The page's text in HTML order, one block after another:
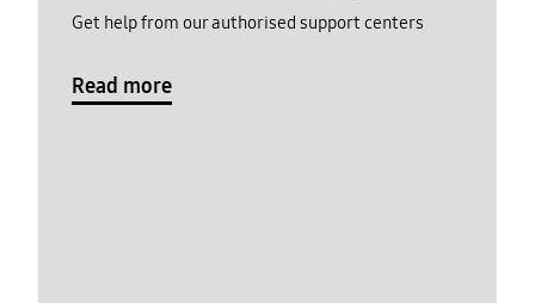
Get help from our authorised support centers
Read more